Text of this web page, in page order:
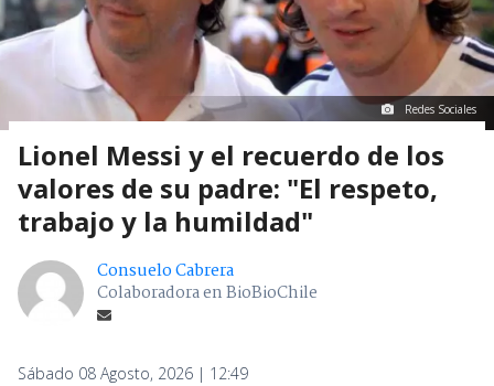
Redes Sociales
Lionel Messi y el recuerdo de los
valores de su padre: "El respeto,
trabajo y la humildad"
Consuelo Cabrera
Colaboradora en BioBioChile
Sábado 08 Agosto, 2026 | 12:49